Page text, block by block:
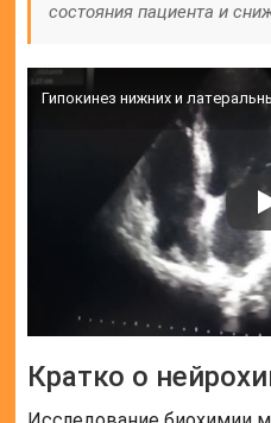
состояния пациента и
Гипокинез нижних и
Кратко о